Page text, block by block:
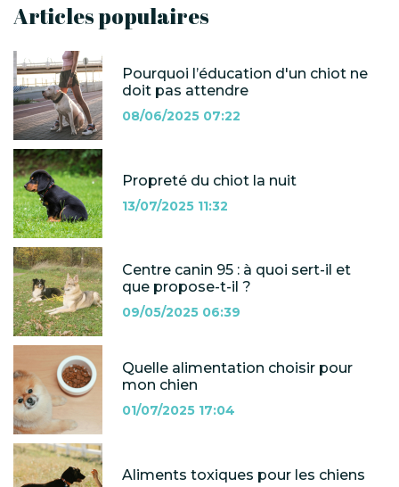
Articles populaires
Pourquoi l’éducation d'un chiot ne
doit pas attendre
08/06/2025 07:22
Propreté du chiot la nuit
13/07/2025 11:32
Centre canin 95 : à quoi sert-il et
que propose-t-il ?
09/05/2025 06:39
Quelle alimentation choisir pour
mon chien
01/07/2025 17:04
Aliments toxiques pour les chiens